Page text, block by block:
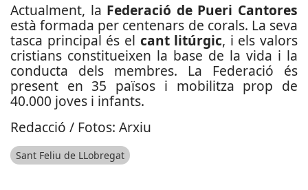
Actualment, la Federació de Pueri Cantores
està formada per centenars de corals. La seva
tasca principal és el cant litúrgic, i els valors
cristians constitueixen la base de la vida i la
conducta dels membres. La Federació és
present en 35 països i mobilitza prop de
40.000 joves i infants.
Redacció / Fotos: Arxiu
Sant Feliu de LLobregat